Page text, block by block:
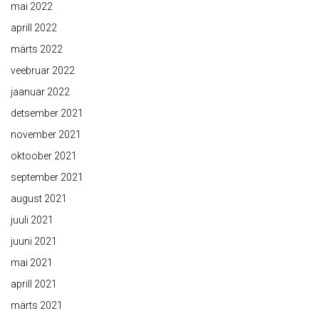
mai 2022
aprill 2022
märts 2022
veebruar 2022
jaanuar 2022
detsember 2021
november 2021
oktoober 2021
september 2021
august 2021
juuli 2021
juuni 2021
mai 2021
aprill 2021
märts 2021